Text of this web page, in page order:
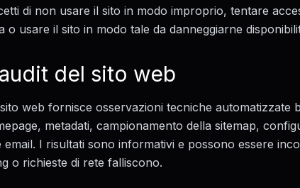
di non usare il sito in modo improprio, tentare
usare il sito in modo tale da danneggiarne
del sito web
web fornisce osservazioni tecniche automatizzate
metadati, campionamento della sitemap,
I risultati sono informativi e possono essere
o richieste di rete falliscono.